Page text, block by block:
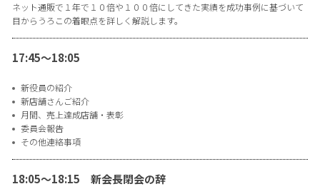
ネット通販で１年で１０倍や１００倍にしてきた実績を成功事例に基づいて
目からうろこの着眼点を詳しく解説します。
17:45〜18:05
新役員の紹介
新店舗さんご紹介
月間、売上達成店舗・表彰
委員会報告
その他連絡事項
18:05〜18:15 新会長閉会の辞